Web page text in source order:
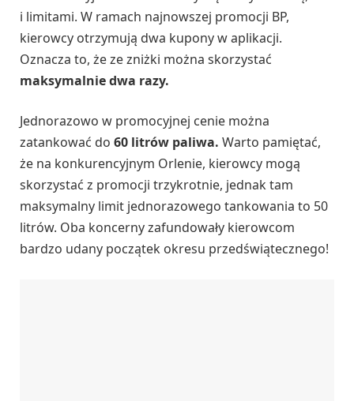
i limitami. W ramach najnowszej promocji BP,
kierowcy otrzymują dwa kupony w aplikacji.
Oznacza to, że ze zniżki można skorzystać
maksymalnie dwa razy.
Jednorazowo w promocyjnej cenie można
zatankować do 60 litrów paliwa. Warto pamiętać,
że na konkurencyjnym Orlenie, kierowcy mogą
skorzystać z promocji trzykrotnie, jednak tam
maksymalny limit jednorazowego tankowania to 50
litrów. Oba koncerny zafundowały kierowcom
bardzo udany początek okresu przedświątecznego!